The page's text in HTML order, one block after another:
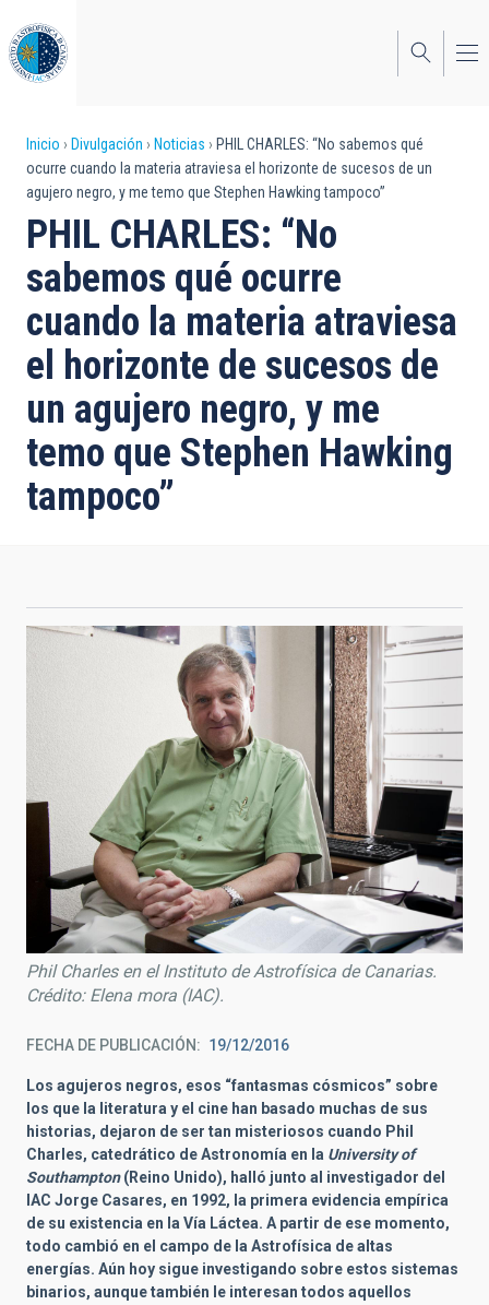
al
contenido
principal
Sobrescribir
enlaces
de
ayuda
a
la
navegación
Inicio Divulgación Noticias
PHIL CHARLES: “No sabemos qué
ocurre cuando la materia atraviesa el horizonte de sucesos de un
agujero negro, y me temo que Stephen Hawking tampoco”
PHIL CHARLES: “No
sabemos qué ocurre
cuando la materia atraviesa
el horizonte de sucesos de
un agujero negro, y me
temo que Stephen Hawking
tampoco”
Phil Charles en el Instituto de Astrofísica de Canarias.
Crédito: Elena mora (IAC).
FECHA DE PUBLICACIÓN 19/12/2016
Los agujeros negros, esos “fantasmas cósmicos” sobre
los que la literatura y el cine han basado muchas de sus
historias, dejaron de ser tan misteriosos cuando Phil
Charles, catedrático de Astronomía en la University of
Southampton(Reino Unido), halló junto al investigador del
IAC Jorge Casares, en 1992, la primera evidencia empírica
de su existencia en la Vía Láctea. A partir de ese momento,
todo cambió en el campo de la Astrofísica de altas
energías. Aún hoy sigue investigando sobre estos sistemas
binarios, aunque también le interesan todos aquellos